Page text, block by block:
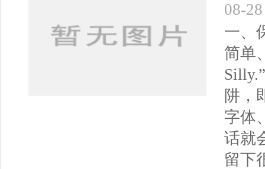
08-28
一、
简单
阱，
字体
话就
留下